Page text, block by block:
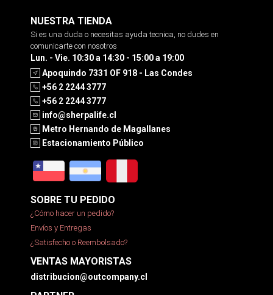
NUESTRA TIENDA
Si es una duda o necesitas ayuda tecnica, no dudes en
comunicarte con nosotros
Lun. - Vie. 10:30 a 14:30 - 15:00 a 19:00
Apoquindo 7331 OF 918 - Las Condes
+56 2 2244 3777
+56 2 2244 3777
info@sherpalife.cl
Metro Hernando de Magallanes
Estacionamiento Público
SOBRE TU PEDIDO
¿Cómo hacer un pedido?
Envíos y Entregas
¿Satisfecho o Reembolsado?
VENTAS MAYORISTAS
distribucion@outcompany.cl